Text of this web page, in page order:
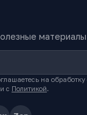
материалы
на
с Политикой.